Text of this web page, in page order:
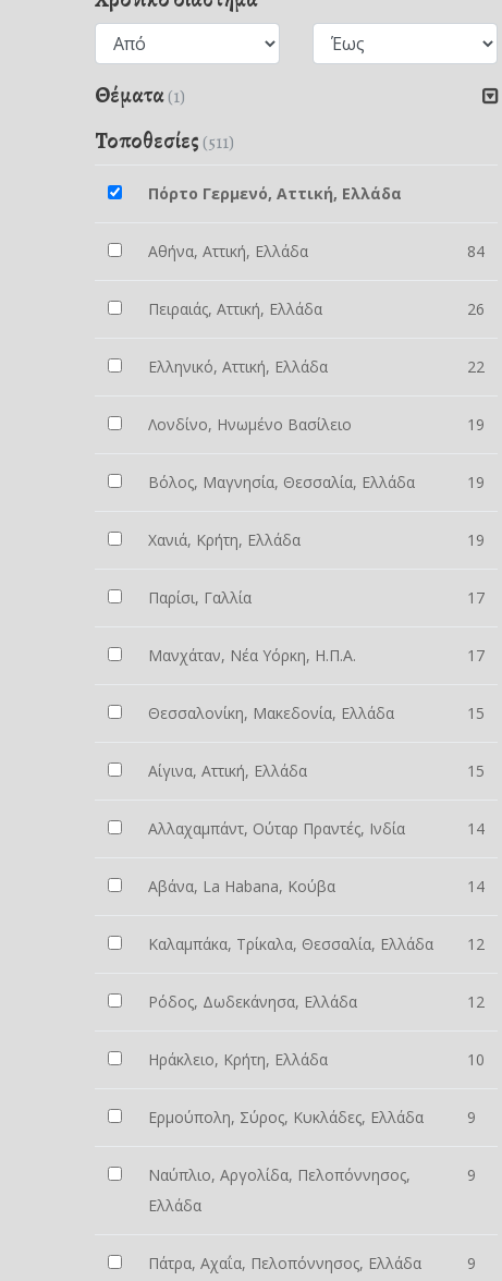
Θέματα(1)
Τοποθεσίες (511)
Πόρτο Γερμενό, Αττική, Ελλάδα
Αθήνα, Αττική, Ελλάδα 84
Πειραιάς, Αττική, Ελλάδα 26
Ελληνικό, Αττική, Ελλάδα 22
Λονδίνο, Ηνωμένο Βασίλειο 19
Βόλος, Μαγνησία, Θεσσαλία, Ελλάδα 19
Χανιά, Κρήτη, Ελλάδα 19
Παρίσι, Γαλλία 17
Μανχάταν, Νέα Υόρκη, Η.Π.Α. 17
Θεσσαλονίκη, Μακεδονία, Ελλάδα 15
Αίγινα, Αττική, Ελλάδα 15
Αλλαχαμπάντ, Ούταρ Πραντές, Ινδία 14
Αβάνα, La Habana, Κούβα 14
Καλαμπάκα, Τρίκαλα, Θεσσαλία, Ελλάδα 12
Ρόδος, Δωδεκάνησα, Ελλάδα 12
Ηράκλειο, Κρήτη, Ελλάδα 10
Ερμούπολη, Σύρος, Κυκλάδες, Ελλάδα 9
Ναύπλιο, Αργολίδα, Πελοπόννησος,
Ελλάδα
9
Πάτρα, Αχαΐα, Πελοπόννησος, Ελλάδα 9